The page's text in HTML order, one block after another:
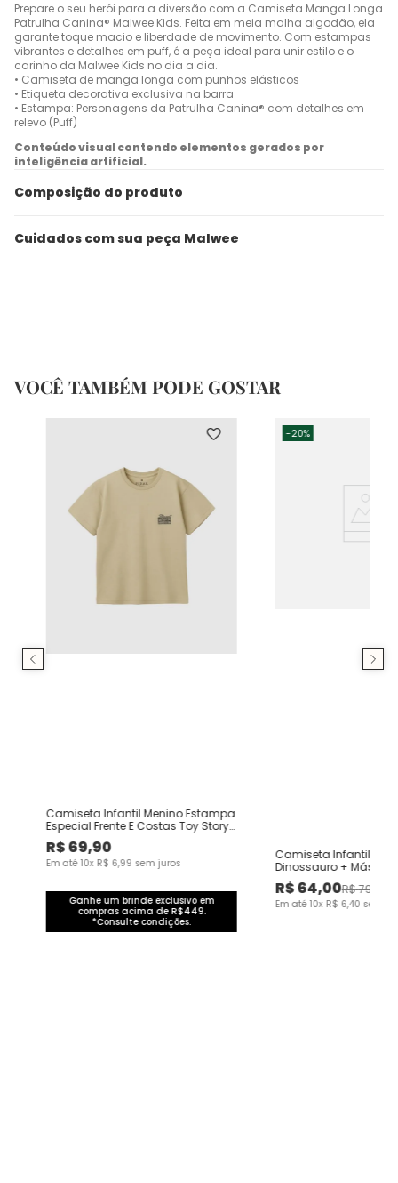
Prepare o seu herói para a diversão com a Camiseta Manga Longa
Patrulha Canina® Malwee Kids. Feita em meia malha algodão, ela
garante toque macio e liberdade de movimento. Com estampas
vibrantes e detalhes em puff, é a peça ideal para unir estilo e o
carinho da Malwee Kids no dia a dia.
• Camiseta de manga longa com punhos elásticos
• Etiqueta decorativa exclusiva na barra
• Estampa: Personagens da Patrulha Canina® com detalhes em
relevo (Puff)
Conteúdo visual contendo elementos gerados por
inteligência artificial.
Composição do produto
Cuidados com sua peça Malwee
VOCÊ TAMBÉM PODE GOSTAR
Camiseta Infantil Menino Estampa
Especial Frente E Costas Toy Story
Malwee Kids
R$69,90
Em até10xR$ 6,99 sem juros
Ganhe um brinde exclusivo em
compras acima de R$449.
*Consulte condições.
-20%
Camiseta Infantil
Dinossauro +
Carnaval Malwee Kids
R$64,00R$79
Em até10x R$ 6,40 sem